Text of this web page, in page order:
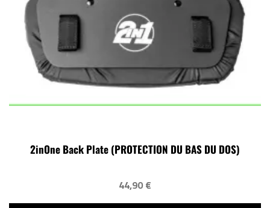
2inOne Back Plate (PROTECTION DU BAS DU DOS)
44,90 €